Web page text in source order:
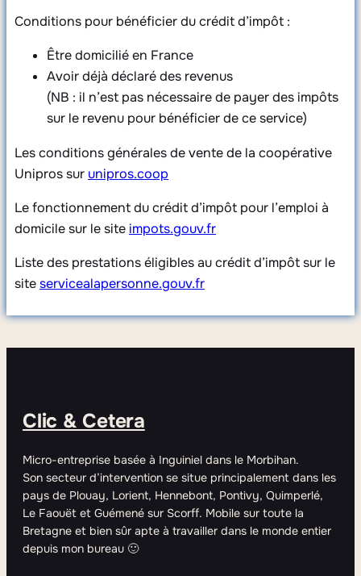
Conditions pour bénéficier du crédit d’impôt :
Être domicilié en France
Avoir déjà déclaré des revenus
(NB : il n’est pas nécessaire de payer des impôts
sur le revenu pour bénéficier de ce service)
Les conditions générales de vente de la coopérative
Unipros sur unipros.coop
Le fonctionnement du crédit d’impôt pour l’emploi à
domicile sur le site impots.gouv.fr
Liste des prestations éligibles au crédit d’impôt sur le
siteservicealapersonne.gouv.fr
Clic & Cetera
Micro-entreprise basée à Inguiniel dans le Morbihan.
Son secteur d’intervention se situe principalement dans les
pays de Plouay, Lorient, Hennebont, Pontivy, Quimperlé,
Le Faouët et Guémené sur Scorff. Mobile sur toute la
Bretagne et bien sûr apte à travailler dans le monde entier
depuis mon bureau 🙂